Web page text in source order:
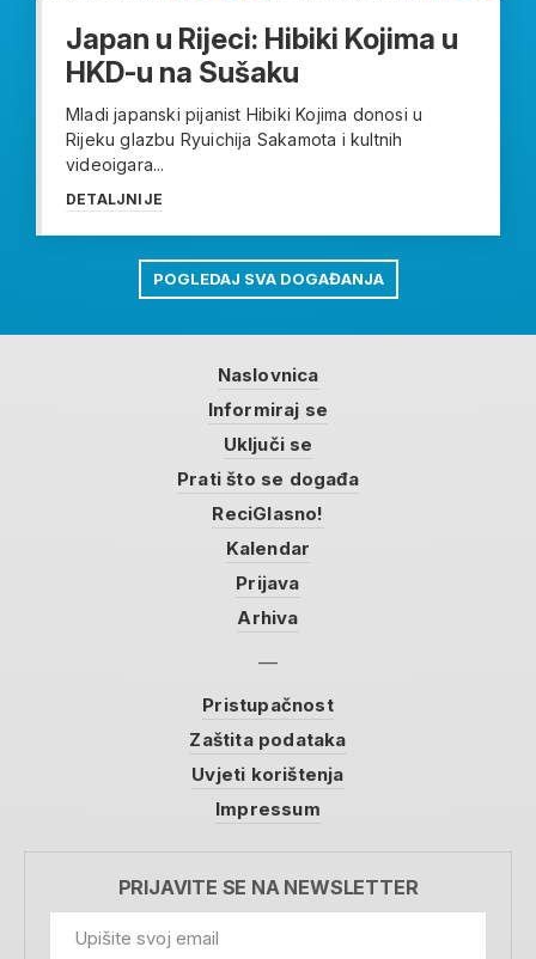
Japan u Rijeci: Hibiki Kojima u
HKD-u na Sušaku
Mladi japanski pijanist Hibiki Kojima donosi u
Rijeku glazbu Ryuichija Sakamota i kultnih
videoigara...
DETALJNIJE
POGLEDAJ SVA DOGAĐANJA
Naslovnica
Informiraj se
Uključi se
Prati što se događa
ReciGlasno!
Kalendar
Prijava
Arhiva
Pristupačnost
Zaštita podataka
Uvjeti korištenja
Impressum
PRIJAVITE SE NA NEWSLETTER